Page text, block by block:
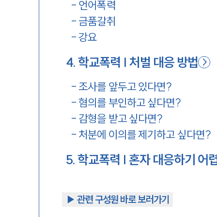
- 언어폭력
- 금품갈취
-강요
4.학교폭력 | 처벌 대응 방법
- 조사를 앞두고 있다면?
-혐의를 부인하고 싶다면?
- 감형을 받고 싶다면?
- 처분에 이의를 제기하고 싶다면?
5.학교폭력 | 혼자 대응하기 어
▶︎ 관련 구성원 바로 보러가기